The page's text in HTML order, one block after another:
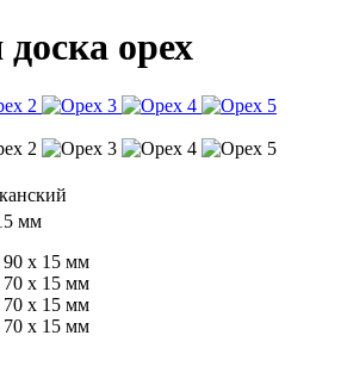
орех
мм
90 х 15 мм
70 х 15 мм
70 х 15 мм
70 х 15 мм